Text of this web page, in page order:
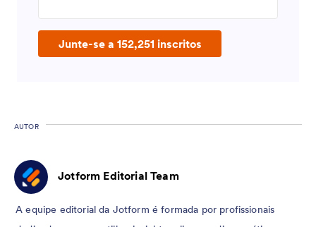
Junte-se a 152,251 inscritos
AUTOR
Jotform Editorial Team
A equipe editorial da Jotform é formada por profissionais